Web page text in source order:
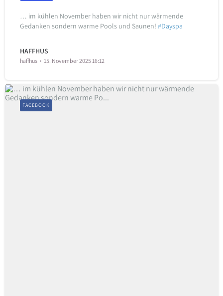
… im kühlen November haben wir nicht nur wärmende
Gedanken sondern warme Pools und Saunen! #Dayspa
HAFFHUS
haffhus 15. November 2025 16:12
FACEBOOK